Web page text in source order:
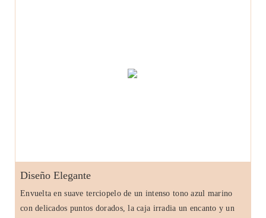
Diseño Elegante
Envuelta en suave terciopelo de un intenso tono azul marino
con delicados puntos dorados, la caja irradia un encanto y un